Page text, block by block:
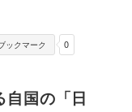
0
ックマーク
自国の「日